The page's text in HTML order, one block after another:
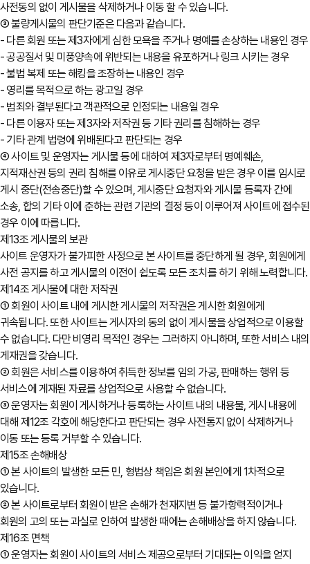
사전동의 없이 게시물을 삭제하거나 이동 할 수 있습니다.
③ 불량게시물의 판단기준은 다음과 같습니다.
- 다른 회원 또는 제3자에게 심한 모욕을 주거나 명예를 손상하는 내용인 경우
- 공공질서 및 미풍양속에 위반되는 내용을 유포하거나 링크 시키는 경우
- 불법 복제 또는 해킹을 조장하는 내용인 경우
- 영리를 목적으로 하는 광고일 경우
- 범죄와 결부된다고 객관적으로 인정되는 내용일 경우
- 다른 이용자 또는 제3자와 저작권 등 기타 권리를 침해하는 경우
- 기타 관계 법령에 위배된다고 판단되는 경우
④ 사이트 및 운영자는 게시물 등에 대하여 제3자로부터 명예훼손,
지적재산권 등의 권리 침해를 이유로 게시중단 요청을 받은 경우 이를 임시로
게시 중단(전송중단)할 수 있으며, 게시중단 요청자와 게시물 등록자 간에
소송, 합의 기타 이에 준하는 관련 기관의 결정 등이 이루어져 사이트에 접수된
경우 이에 따릅니다.
제13조 게시물의 보관
사이트 운영자가 불가피한 사정으로 본 사이트를 중단하게 될 경우, 회원에게
사전 공지를 하고 게시물의 이전이 쉽도록 모든 조치를 하기 위해 노력합니다.
제14조 게시물에 대한 저작권
① 회원이 사이트 내에 게시한 게시물의 저작권은 게시한 회원에게
귀속됩니다. 또한 사이트는 게시자의 동의 없이 게시물을 상업적으로 이용할
수 없습니다. 다만 비영리 목적인 경우는 그러하지 아니하며, 또한 서비스 내의
게재권을 갖습니다.
② 회원은 서비스를 이용하여 취득한 정보를 임의 가공, 판매하는 행위 등
서비스에 게재된 자료를 상업적으로 사용할 수 없습니다.
③ 운영자는 회원이 게시하거나 등록하는 사이트 내의 내용물, 게시 내용에
대해 제12조 각호에 해당한다고 판단되는 경우 사전통지 없이 삭제하거나
이동 또는 등록 거부할 수 있습니다.
제15조 손해배상
① 본 사이트의 발생한 모든 민, 형법상 책임은 회원 본인에게 1차적으로
있습니다.
② 본 사이트로부터 회원이 받은 손해가 천재지변 등 불가항력적이거나
회원의 고의 또는 과실로 인하여 발생한 때에는 손해배상을 하지 않습니다.
제16조 면책
① 운영자는 회원이 사이트의 서비스 제공으로부터 기대되는 이익을 얻지